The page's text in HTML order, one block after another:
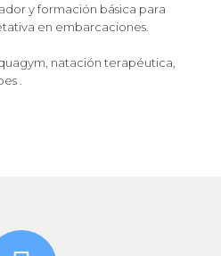
y formación básica para
en embarcaciones.
natación terapéutica,
.